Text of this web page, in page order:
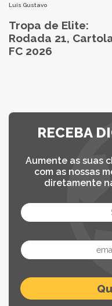
Luís Gustavo
Tropa de Elite:
Rodada 21,
FC 2026
RECEBA
Aumente as suas
com as nossas
diretamente